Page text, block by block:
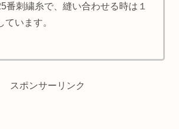
番刺繍糸で、縫い合わせる時は１
ています。
スポンサーリンク